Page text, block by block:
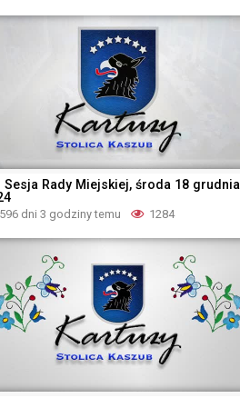
Sesja Rady Miejskiej, środa 18 grudnia
596 dni 3 godziny temu 1284